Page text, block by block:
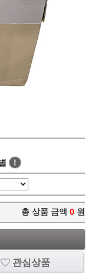
!
총 상품 금액 0 원
관심상품